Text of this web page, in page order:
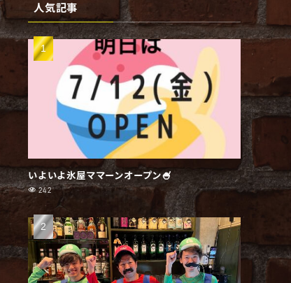
人気記事
いよいよ氷屋ママーンオープン🍧
242